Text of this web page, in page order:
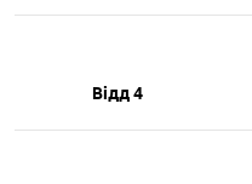
Відд 4